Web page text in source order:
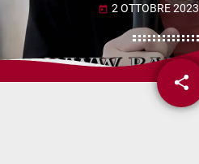
today 2 OTTOBRE 2023
share
email